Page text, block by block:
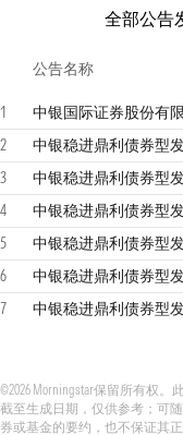
全部公告
公告名称
1
2
3
4
5
6
7
©2026 Morningstar保留所有权
截至生成日期，仅供参考；可
券或基金的要约，也不保证其